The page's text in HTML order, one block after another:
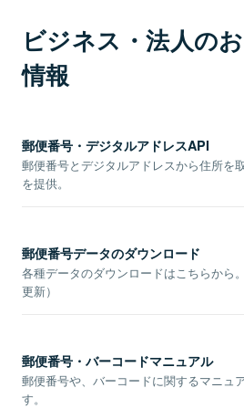
ビジネス・法人の
情報
郵便番号・デジタルアドレスAPI
郵便番号とデジタルアドレスから住所を
を提供。
郵便番号データのダウンロード
各種データのダウンロードはこちらから
更新）
郵便番号・バーコードマニュアル
郵便番号や、バーコードに関するマニュ
す。